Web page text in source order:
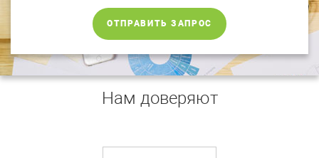
ОТПРАВИТЬ ЗАПРОС
Нам доверяют